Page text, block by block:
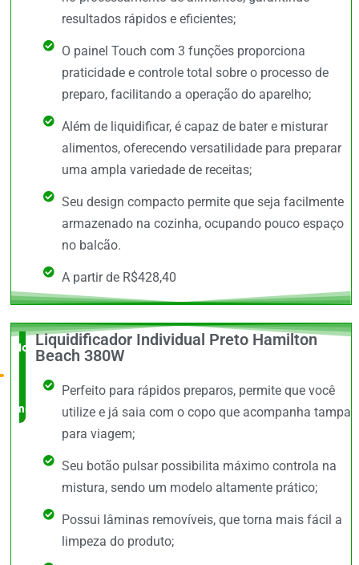
resultados rápidos e eficientes;
O painel Touch com 3 funções proporciona
praticidade e controle total sobre o processo de
preparo, facilitando a operação do aparelho;
Além de liquidificar, é capaz de bater e misturar
alimentos, oferecendo versatilidade para preparar
uma ampla variedade de receitas;
Seu design compacto permite que seja facilmente
armazenado na cozinha, ocupando pouco espaço
no balcão.
A partir de R$428,40
Novidade
no
mercado
Liquidificador Individual Preto Hamilton
Beach 380W
Perfeito para rápidos preparos, permite que você
utilize e já saia com o copo que acompanha tampa
para viagem;
Seu botão pulsar possibilita máximo controla na
mistura, sendo um modelo altamente prático;
Possui lâminas removíveis, que torna mais fácil a
limpeza do produto;